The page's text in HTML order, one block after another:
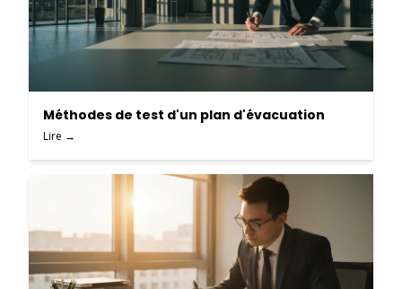
Méthodes de test d'un plan d'évacuation
Lire →